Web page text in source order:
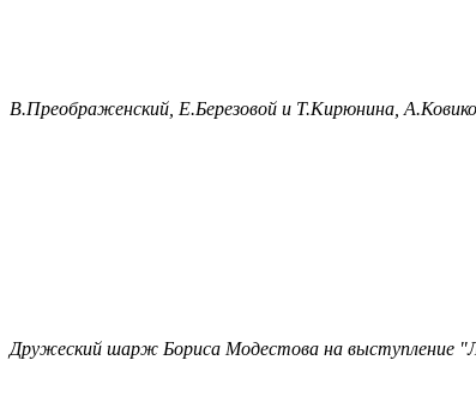
В.Преображенский, Е.Березовой и Т.Кирюнина,
Дружеский шарж Бориса Модестова на выступление